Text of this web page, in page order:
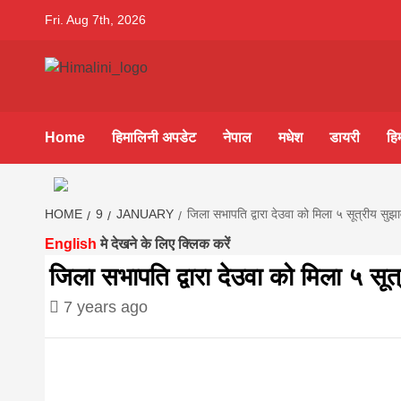
Fri. Aug 7th, 2026
hindi
||madhesh
first hindi
Home
हिमालिनी अपडेट नेपाल मधेश डायरी
HOME 9 JANUARY जिला सभापति द्वारा देउवा को मिला ५ सूत्रीय
English मे देखने के लिए क्लिक करें
जिला सभापति द्वारा देउवा को मिला ५
7 years ago